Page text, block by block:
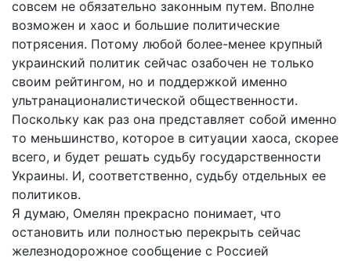
совсем не обязательно законным путем. Вполне
возможен и хаос и большие политические
потрясения. Потому любой более-менее крупный
украинский политик сейчас озабочен не только
своим рейтингом, но и поддержкой именно
ультранационалистической общественности.
Поскольку как раз она представляет собой именно
то меньшинство, которое в ситуации хаоса, скорее
всего, и будет решать судьбу государственности
Украины. И, соответственно, судьбу отдельных ее
политиков.
Я думаю, Омелян прекрасно понимает, что
остановить или полностью перекрыть сейчас
железнодорожное сообщение с Россией